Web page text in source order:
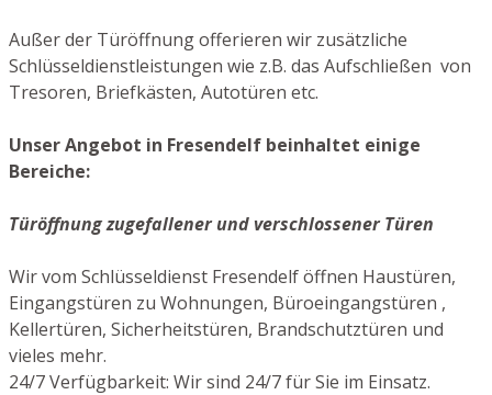
Außer der Türöffnung offerieren wir zusätzliche
Schlüsseldienstleistungen wie z.B. das Aufschließen von
Tresoren, Briefkästen, Autotüren etc.
Unser Angebot in Fresendelf beinhaltet einige
Bereiche:
Türöffnung zugefallener und verschlossener Türen
Wir vom Schlüsseldienst Fresendelf öffnen Haustüren,
Eingangstüren zu Wohnungen, Büroeingangstüren ,
Kellertüren, Sicherheitstüren, Brandschutztüren und
vieles mehr.
24/7 Verfügbarkeit: Wir sind 24/7 für Sie im Einsatz.